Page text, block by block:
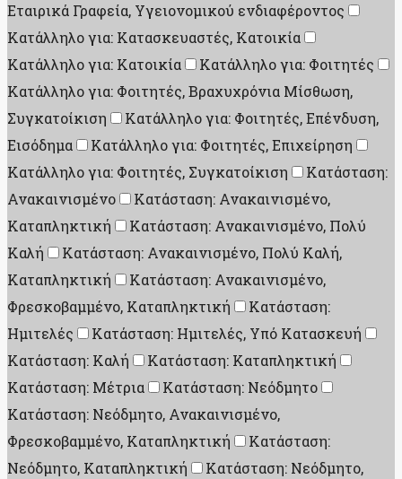
Εταιρικά Γραφεία, Υγειονομικού ενδιαφέροντος
Κατάλληλο για: Κατασκευαστές, Κατοικία
Κατάλληλο για: Κατοικία
Κατάλληλο για: Φοιτητές
Κατάλληλο για: Φοιτητές, Βραχυχρόνια Μίσθωση,
Συγκατοίκιση
Κατάλληλο για: Φοιτητές, Επένδυση,
Εισόδημα
Κατάλληλο για: Φοιτητές, Επιχείρηση
Κατάλληλο για: Φοιτητές, Συγκατοίκιση
Κατάσταση:
Ανακαινισμένο
Κατάσταση: Ανακαινισμένο,
Καταπληκτική
Κατάσταση: Ανακαινισμένο, Πολύ
Καλή
Κατάσταση: Ανακαινισμένο, Πολύ Καλή,
Καταπληκτική
Κατάσταση: Ανακαινισμένο,
Φρεσκοβαμμένο, Καταπληκτική
Κατάσταση:
Ημιτελές
Κατάσταση: Ημιτελές, Υπό Κατασκευή
Κατάσταση: Καλή
Κατάσταση: Καταπληκτική
Κατάσταση: Μέτρια
Κατάσταση: Νεόδμητο
Κατάσταση: Νεόδμητο, Ανακαινισμένο,
Φρεσκοβαμμένο, Καταπληκτική
Κατάσταση:
Νεόδμητο, Καταπληκτική
Κατάσταση: Νεόδμητο,